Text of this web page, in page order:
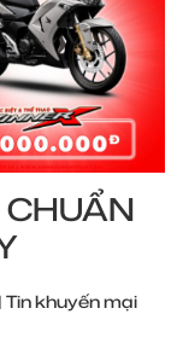
CHUẨN
| Tin khuyến mại